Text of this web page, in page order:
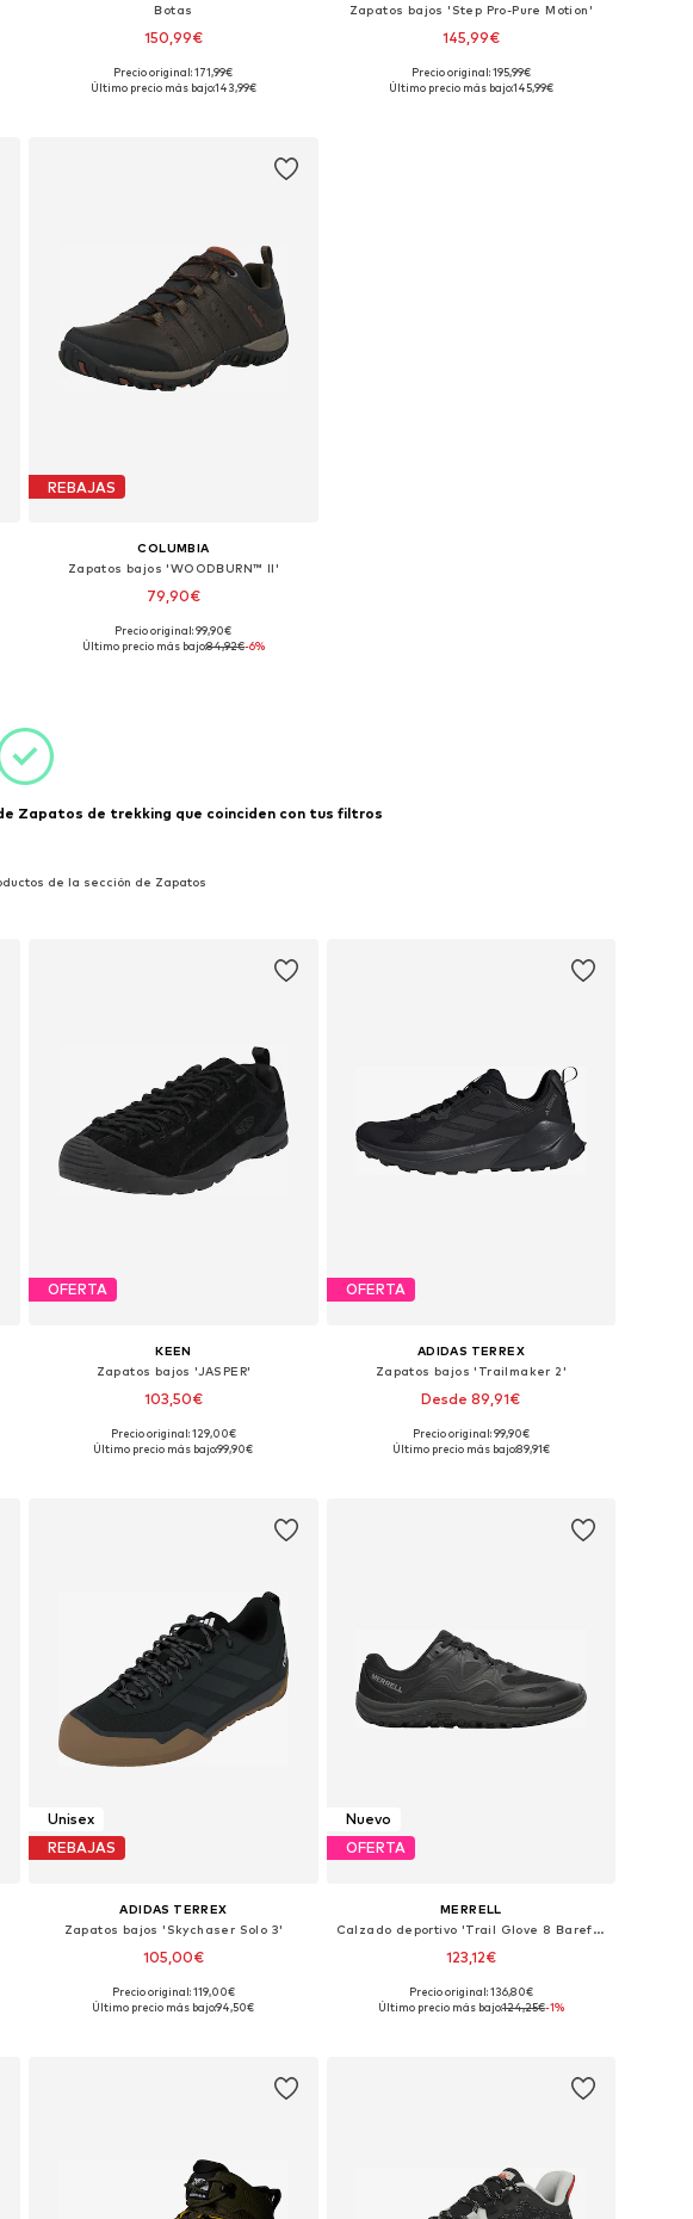
Botas
150,99€
Tallas disponibles: 45
Precio original: 171,99€
Último precio más bajo:143,99€
Zapatos bajos 'Step Pro-Pure Motion'
145,99€
Disponible en muchas tallas
Precio original: 195,99€
Último precio más bajo:145,99€
REBAJAS
COLUMBIA
Zapatos bajos 'WOODBURN™ II'
79,90€
Tallas disponibles: 46
Precio original: 99,90€
Último precio más bajo:84,92€-6%
Zapatos de trekking que coinciden con tus filtros
de la sección de Zapatos
OFERTA
KEEN
Zapatos bajos 'JASPER'
103,50€
Disponible en muchas tallas
Precio original: 129,00€
Último precio más bajo:99,90€
OFERTA
ADIDAS TERREX
Zapatos bajos 'Trailmaker 2'
Desde 89,91€
Disponible en muchas tallas
Precio original: 99,90€
Último precio más bajo:89,91€
Unisex
REBAJAS
ADIDAS TERREX
Zapatos bajos 'Skychaser Solo 3'
105,00€
Disponible en muchas tallas
Precio original: 119,00€
Último precio más bajo:94,50€
Nuevo
OFERTA
MERRELL
Calzado deportivo 'Trail Glove 8 Barefoot'
123,12€
Disponible en muchas tallas
Precio original: 136,80€
Último precio más bajo:124,25€-1%